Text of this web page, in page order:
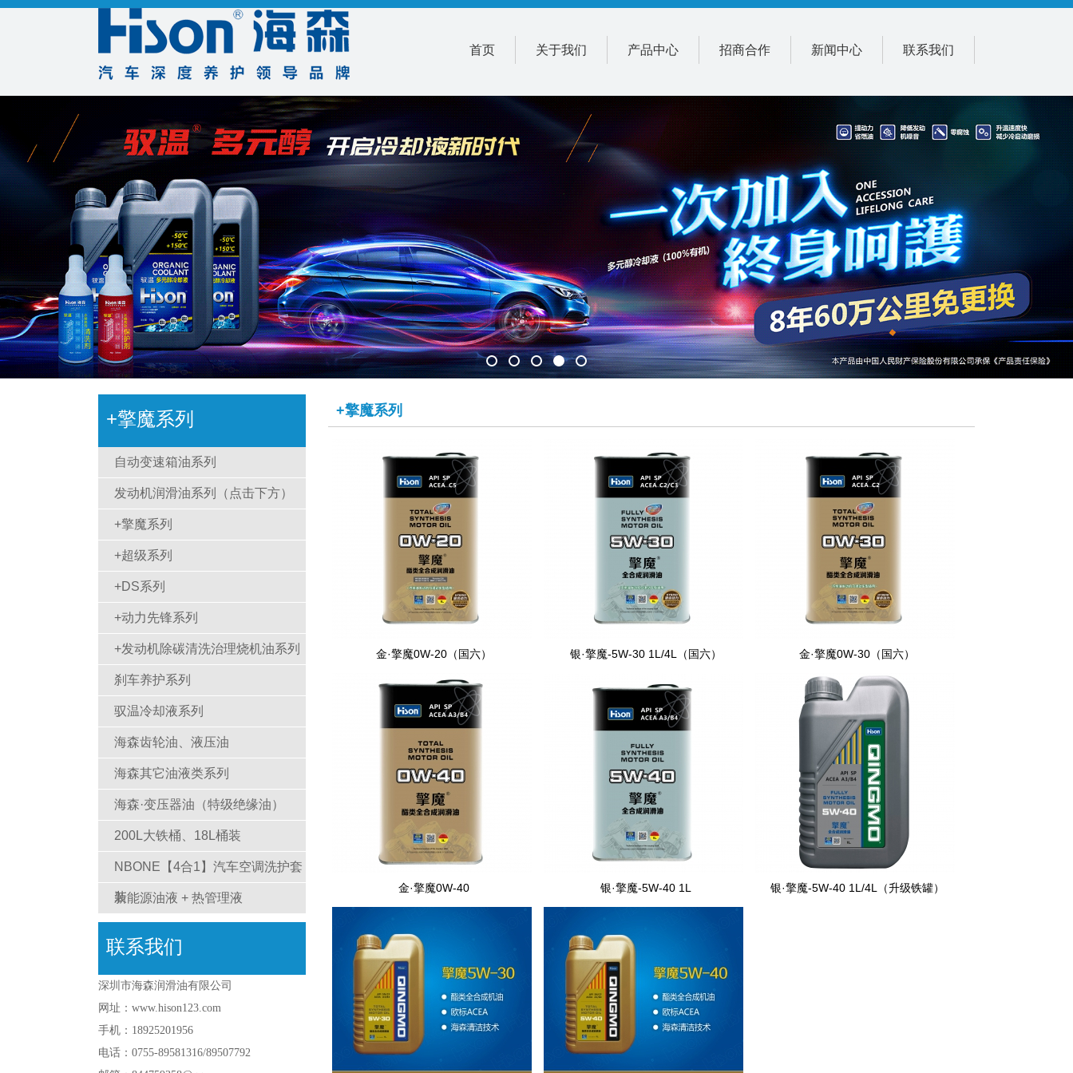
首页 关于我们 产品中心 招商合作 新闻中心 联系我们
+擎魔系列
自动变速箱油系列
发动机润滑油系列（点击下方）
+擎魔系列
+超级系列
+DS系列
+动力先锋系列
+发动机除碳清洗治理烧机油系列
刹车养护系列
驭温冷却液系列
海森齿轮油、液压油
海森其它油液类系列
海森·变压器油（特级绝缘油）
200L大铁桶、18L桶装
NBONE【4合1】汽车空调洗护套
装
新能源油液 + 热管理液
联系我们
深圳市海森润滑油有限公司
网址：www.hison123.com
手机：18925201956
电话：0755-89581316/89507792
+擎魔系列
金·擎魔0W-20（国六） 银·擎魔-5W-30 1L/4L（国六） 金·擎魔0W-30（国六）
金·擎魔0W-40 银·擎魔-5W-40 1L 银·擎魔-5W-40 1L/4L（升级铁罐）